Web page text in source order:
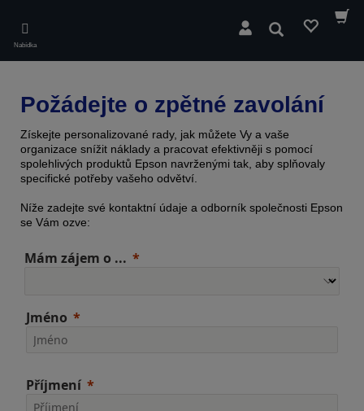
main
content
Nabídka
Hledat
Požádejte o zpětné zavolání
Získejte personalizované rady, jak můžete Vy a vaše
organizace snížit náklady a pracovat efektivněji s pomocí
spolehlivých produktů Epson navrženými tak, aby splňovaly
specifické potřeby vašeho odvětví.
Níže zadejte své kontaktní údaje a odborník společnosti Epson
se Vám ozve:
Mám zájem o ...
Jméno
Příjmení